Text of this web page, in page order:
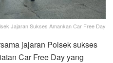
Jajaran Sukses Amankan Car Free Day
jajaran Polsek sukses
Car Free Day yang